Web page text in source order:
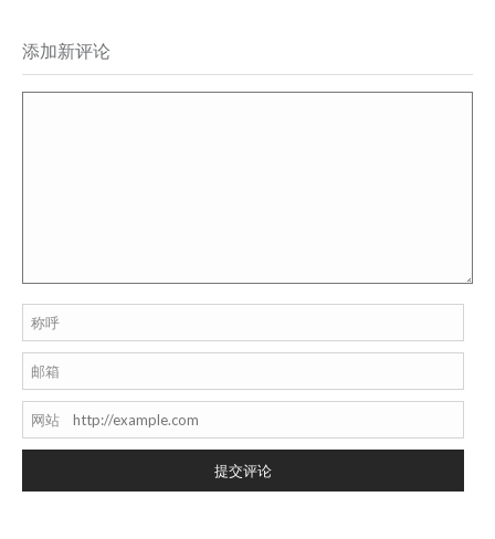
添加新评论
称呼
邮箱
网站
提交评论